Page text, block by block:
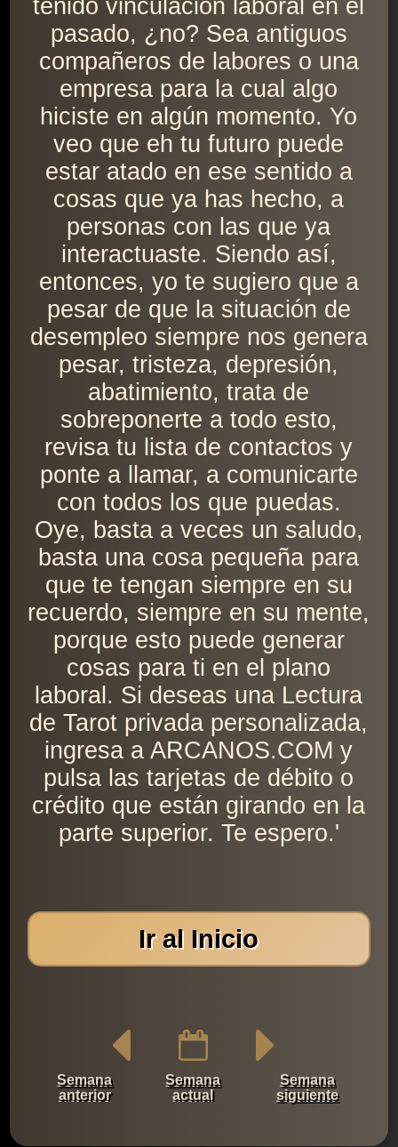
tenido vinculación laboral en el
pasado, ¿no? Sea antiguos
compañeros de labores o una
empresa para la cual algo
hiciste en algún momento. Yo
veo que eh tu futuro puede
estar atado en ese sentido a
cosas que ya has hecho, a
personas con las que ya
interactuaste. Siendo así,
entonces, yo te sugiero que a
pesar de que la situación de
desempleo siempre nos genera
pesar, tristeza, depresión,
abatimiento, trata de
sobreponerte a todo esto,
revisa tu lista de contactos y
ponte a llamar, a comunicarte
con todos los que puedas.
Oye, basta a veces un saludo,
basta una cosa pequeña para
que te tengan siempre en su
recuerdo, siempre en su mente,
porque esto puede generar
cosas para ti en el plano
laboral. Si deseas una Lectura
de Tarot privada personalizada,
ingresa a ARCANOS.COM y
pulsa las tarjetas de débito o
crédito que están girando en la
parte superior. Te espero.'
Ir al Inicio
Semana
anterior
Semana
actual
Semana
siguiente